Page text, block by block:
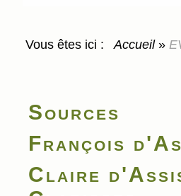
Vous êtes ici : Accueil »
Sources
François
Claire